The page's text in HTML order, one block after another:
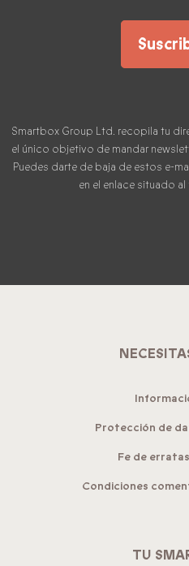
Smartbox Group Ltd. recopila tu
el único objetivo de mandar
Puedes darte de baja de estos e-
en el enlace situado
Protección de
Fe de
Condiciones
TU